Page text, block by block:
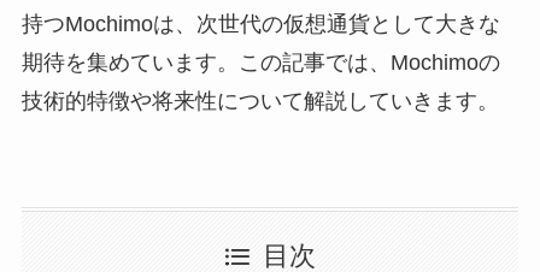
持つMochimoは、次世代の仮想通貨として大きな
期待を集めています。この記事では、Mochimoの
技術的特徴や将来性について解説していきます。
目次